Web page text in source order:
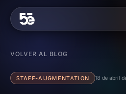
Nosotros
Servicios
VOLVER AL BLOG
STAFF-AUGMENTATION 18 de abril